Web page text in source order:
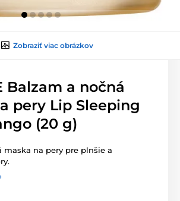
Zobraziť viac obrázkov
Balzam a nočná
pery Lip Sleeping
(20 g)
maska na pery pre plnšie a